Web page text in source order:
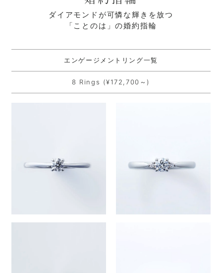
ダイアモンドが可憐な輝きを放つ
「ことのは」の婚約指輪
エンゲージメントリング一覧
8 Rings (¥172,700～)